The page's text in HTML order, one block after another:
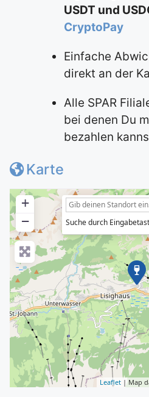
USDT und
CryptoPay
Einfache
direkt an der
Alle SPAR
bei denen Du
bezahlen
Karte
+
−
Suche durch
Leaflet | Map